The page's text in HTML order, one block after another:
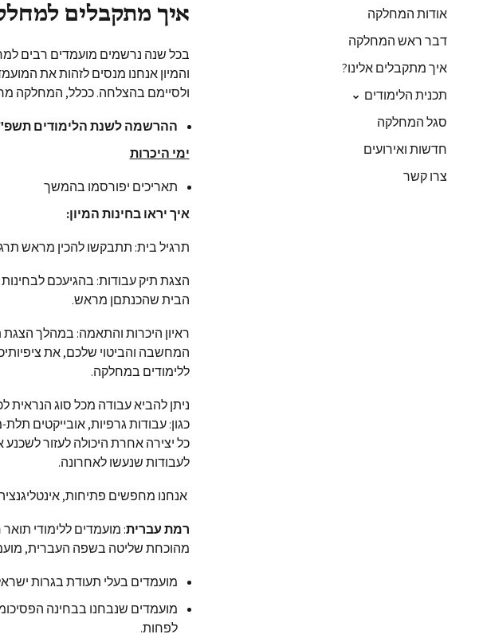
אודות המחלקה
דבר ראש המחלקה
איך מתקבלים אלינו?
תכנית הלימודים
סגל המחלקה
חדשות ואירועים
צרו קשר
איך מתקבלים
בכל שנה נרשמים מועמדים רבים
והמיון אנחנו מנסים לזהות את
ולסיימם בהצלחה. ככלל, המחלקה
​ההרשמה לשנת הלימודים תשפ"ז (2026-2027)
ימי היכרות
תאריכים יפורסמו בהמשך
איך יראו בחינות המיון:
תרגיל בית: תתבקשו להכין מראש
הצגת תיק עבודות: בהגיעכם
הבית שהכנתםן מראש.
ראיון היכרות והתאמה: במהלך
המחשבה והביטוי שלכם, את
ללימודים במחלקה.
ניתן להביא עבודה מכל סוג הנראית
כגון: עבודות גרפיות, אובייקטים
כל יצירה אחרת היכולה לעזור
לעבודות שנעשו לאחרונה.
אנחנו מחפשים פתיחות,
רמת עברית: מועמדים ללימודי
מהוכחת שליטה בשפה העברית,
מועמדים בעלי תעודת בגרות
לפחות.